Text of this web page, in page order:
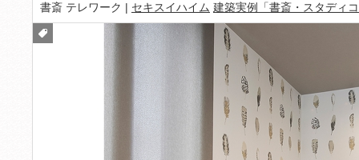
書斎 テレワーク | セキスイハイム 建築実例「書斎・スタディ